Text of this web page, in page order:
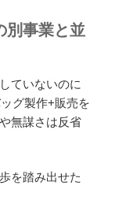
別事業と並
ていないのに
グ製作+販売を
無謀さは反省
を踏み出せた